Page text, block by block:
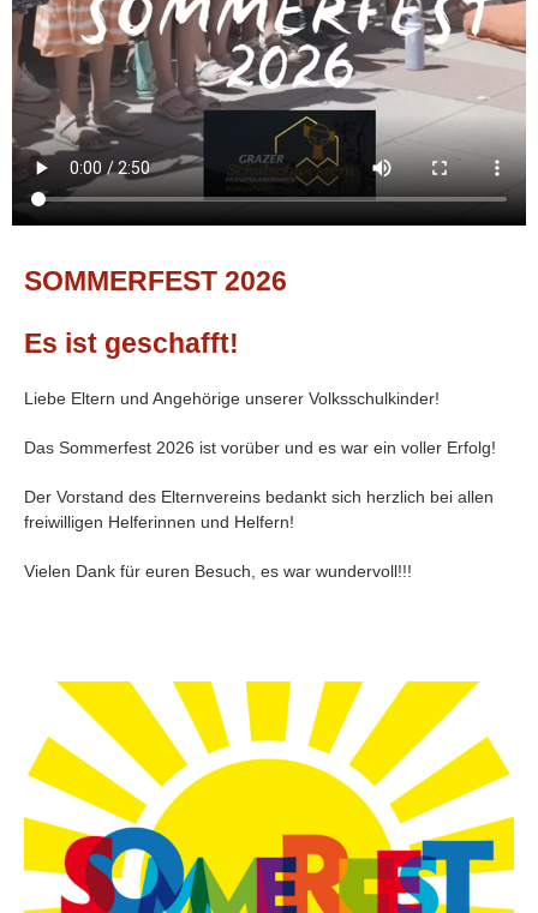
Elternverein der privaten
Volksschule Graz-Eggenberg des Vereins für
vorstand@ev-schulschwestern.at
Datenschutzerklärung
Statuten
Copyright ©Elternverein der privaten Volksschule Graz-Eggenberg des
Vereins für Franziskanische Bildung
| Designed/Developed with love by
darehead.com
SOMMERFEST 2026
Es ist geschafft!
Liebe Eltern und Angehörige unserer Volksschulkinder!
Das Sommerfest 2026 ist vorüber und es war ein voller Erfolg!
Der Vorstand des Elternvereins bedankt sich herzlich bei allen
freiwilligen Helferinnen und Helfern!
Vielen Dank für euren Besuch, es war wundervoll!!!